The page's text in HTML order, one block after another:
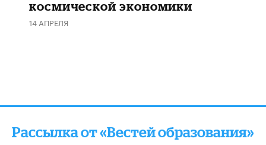
космической экономики
14 АПРЕЛЯ
Рассылка от «Вестей образования»